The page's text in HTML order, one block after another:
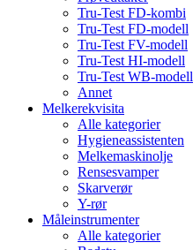
Tru-Test FD-kombi
Tru-Test FD-modell
Tru-Test FV-modell
Tru-Test HI-modell
Tru-Test WB-modell
Annet
Melkerekvisita
Alle kategorier
Hygieneassistenten
Melkemaskinolje
Rensesvamper
Skarverør
Y-rør
Måleinstrumenter
Alle kategorier